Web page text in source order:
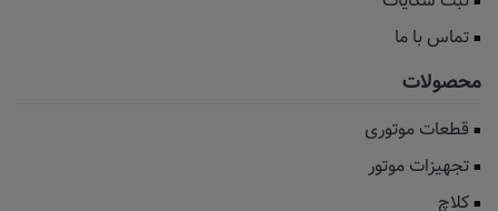
تماس با ما
محصولات
قطعات موتوری
تجهیزات موتور
کلاچ